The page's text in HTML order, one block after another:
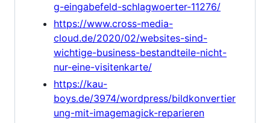
g-eingabefeld-schlagwoerter-11276/
https://www.cross-media-
cloud.de/2020/02/websites-sind-
wichtige-business-bestandteile-nicht-
nur-eine-visitenkarte/
https://kau-
boys.de/3974/wordpress/bildkonvertier
ung-mit-imagemagick-reparieren